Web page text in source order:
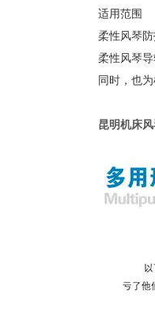
适用范围
柔性风琴
柔性风琴
同时，也
昆明机床